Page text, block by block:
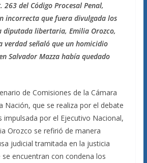
263 del Código Procesal Penal,
incorrecta que fuera divulgada los
diputada libertaria, Emilia Orozco,
verdad señaló que un homicidio
Salvador Mazza había quedado
de Comisiones de la Cámara
Nación, que se realiza por el debate
impulsada por el Ejecutivo Nacional,
Orozco se refirió de manera
judicial tramitada en la justicia
encuentran con condena los